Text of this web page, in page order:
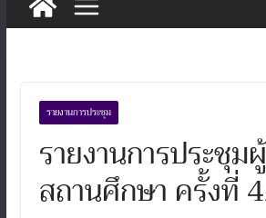
รายงานการประชุม
รายงานการประชุม
สถานศึกษา ครั้งที่